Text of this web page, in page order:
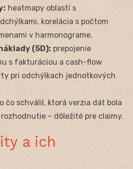
heatmapy oblastí s
korelácia s počtom
v harmonograme.
(5D): prepojenie
s fakturáciou a cash-flow
pri odchýlkach jednotkových
čo schválil, ktorá verzia dát bola
– dôležité pre claimy.
a ich